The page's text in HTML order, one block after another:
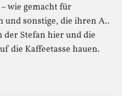
wie gemacht für
und sonstige, die ihren A..
Stefan hier und die
die Kaffeetasse hauen.